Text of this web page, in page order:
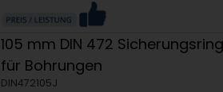
105 mm DIN 472 Sicherungsring
für Bohrungen
DIN472105J